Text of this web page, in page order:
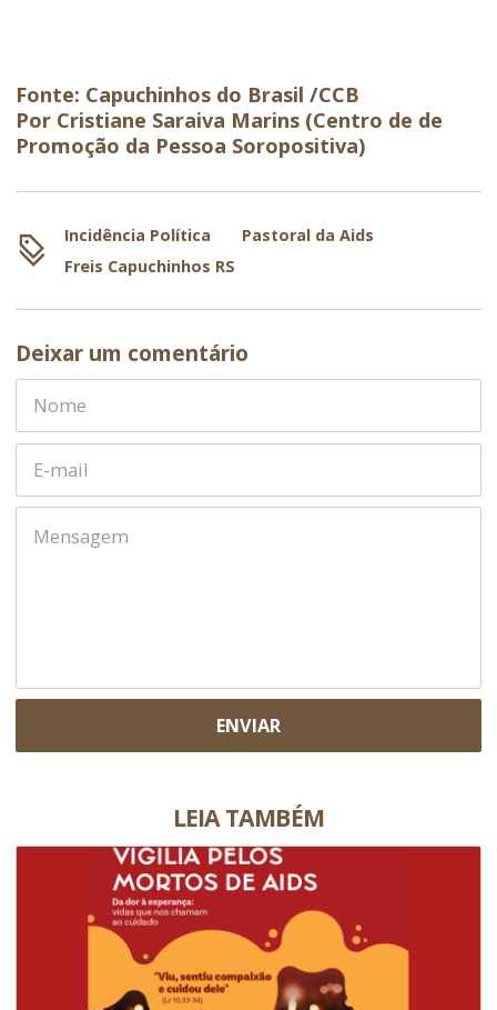
Fonte: Capuchinhos do Brasil /CCB
Por Cristiane Saraiva Marins (Centro de de
Promoção da Pessoa Soropositiva)
Incidência Política
Pastoral da Aids
Freis Capuchinhos RS
Deixar um comentário
ENVIAR
LEIA TAMBÉM